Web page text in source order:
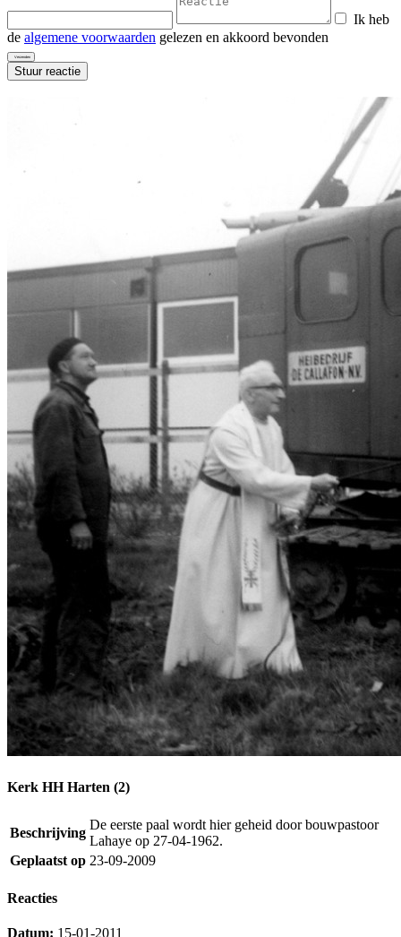
Ik heb
de algemene voorwaarden gelezen en akkoord bevonden
Kerk HH Harten (2)
Beschrijving
De eerste paal wordt hier geheid door bouwpastoor
Lahaye op 27-04-1962.
Geplaatst op 23-09-2009
Reacties
Datum: 15-01-2011